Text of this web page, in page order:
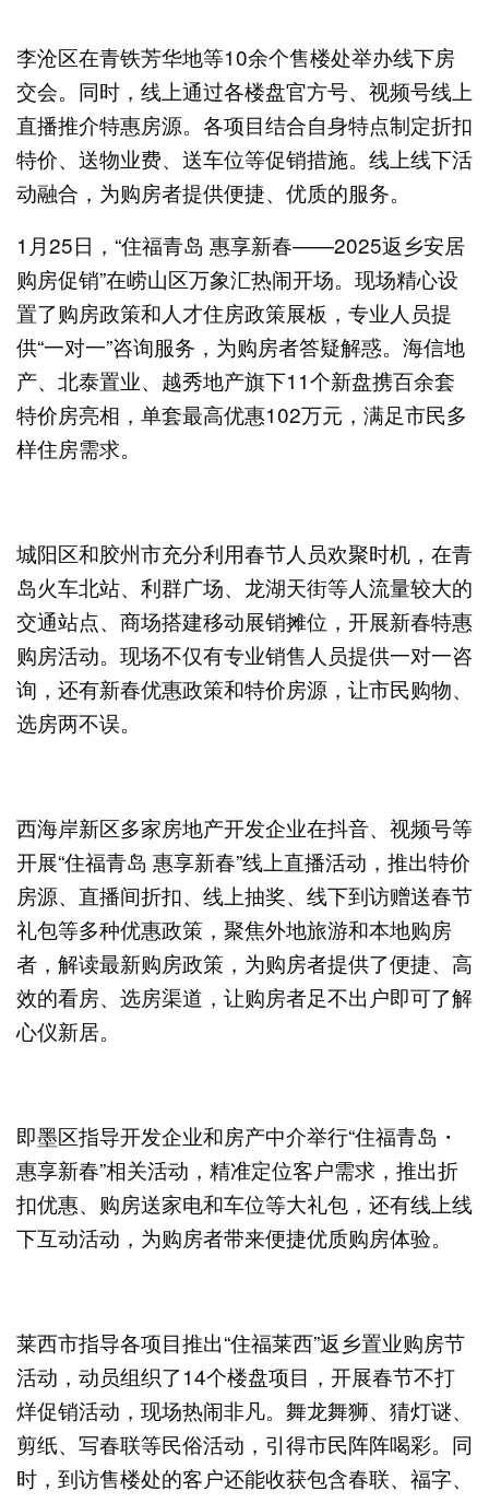
李沧区在青铁芳华地等10余个售楼处举办线下房
交会。同时，线上通过各楼盘官方号、视频号线上
直播推介特惠房源。各项目结合自身特点制定折扣
特价、送物业费、送车位等促销措施。线上线下活
动融合，为购房者提供便捷、优质的服务。
1月25日，“住福青岛 惠享新春——2025返乡安居
购房促销”在崂山区万象汇热闹开场。现场精心设
置了购房政策和人才住房政策展板，专业人员提
供“一对一”咨询服务，为购房者答疑解惑。海信地
产、北泰置业、越秀地产旗下11个新盘携百余套
特价房亮相，单套最高优惠102万元，满足市民多
样住房需求。
城阳区和胶州市充分利用春节人员欢聚时机，在青
岛火车北站、利群广场、龙湖天街等人流量较大的
交通站点、商场搭建移动展销摊位，开展新春特惠
购房活动。现场不仅有专业销售人员提供一对一咨
询，还有新春优惠政策和特价房源，让市民购物、
选房两不误。
西海岸新区多家房地产开发企业在抖音、视频号等
开展“住福青岛 惠享新春”线上直播活动，推出特价
房源、直播间折扣、线上抽奖、线下到访赠送春节
礼包等多种优惠政策，聚焦外地旅游和本地购房
者，解读最新购房政策，为购房者提供了便捷、高
效的看房、选房渠道，让购房者足不出户即可了解
心仪新居。
即墨区指导开发企业和房产中介举行“住福青岛・
惠享新春”相关活动，精准定位客户需求，推出折
扣优惠、购房送家电和车位等大礼包，还有线上线
下互动活动，为购房者带来便捷优质购房体验。
莱西市指导各项目推出“住福莱西”返乡置业购房节
活动，动员组织了14个楼盘项目，开展春节不打
烊促销活动，现场热闹非凡。舞龙舞狮、猜灯谜、
剪纸、写春联等民俗活动，引得市民阵阵喝彩。同
时，到访售楼处的客户还能收获包含春联、福字、